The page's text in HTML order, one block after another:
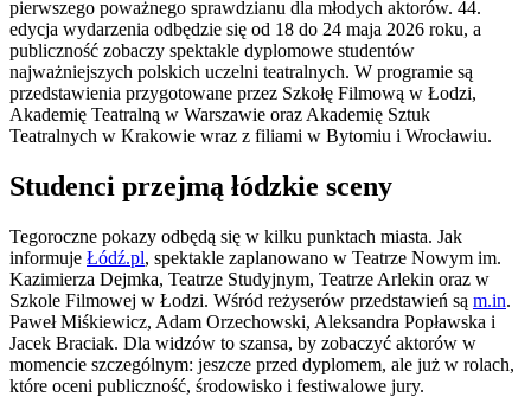
pierwszego poważnego sprawdzianu dla młodych aktorów. 44.
edycja wydarzenia odbędzie się od 18 do 24 maja 2026 roku, a
publiczność zobaczy spektakle dyplomowe studentów
najważniejszych polskich uczelni teatralnych. W programie są
przedstawienia przygotowane przez Szkołę Filmową w Łodzi,
Akademię Teatralną w Warszawie oraz Akademię Sztuk
Teatralnych w Krakowie wraz z filiami w Bytomiu i Wrocławiu.
Studenci przejmą łódzkie sceny
Tegoroczne pokazy odbędą się w kilku punktach miasta. Jak
informuje Łódź.pl, spektakle zaplanowano w Teatrze Nowym im.
Kazimierza Dejmka, Teatrze Studyjnym, Teatrze Arlekin oraz w
Szkole Filmowej w Łodzi. Wśród reżyserów przedstawień są m.in.
Paweł Miśkiewicz, Adam Orzechowski, Aleksandra Popławska i
Jacek Braciak. Dla widzów to szansa, by zobaczyć aktorów w
momencie szczególnym: jeszcze przed dyplomem, ale już w rolach,
które oceni publiczność, środowisko i festiwalowe jury.